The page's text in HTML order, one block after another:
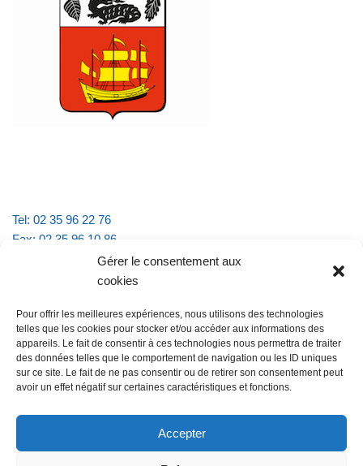
Gérer le consentement aux
cookies
Pour offrir les meilleures expériences, nous utilisons des technologies
telles que les cookies pour stocker et/ou accéder aux informations des
appareils. Le fait de consentir à ces technologies nous permettra de traiter
des données telles que le comportement de navigation ou les ID uniques
sur ce site. Le fait de ne pas consentir ou de retirer son consentement peut
avoir un effet négatif sur certaines caractéristiques et fonctions.
Accepter
Tel: 02 35 96 22 76
Fax: 02 35 96 10 86
Email : mairie.vattevillelarue@wanadoo.fr
lundi et jeudi de 9h à 11h30
mardi et vendredi de 16h à 18h30